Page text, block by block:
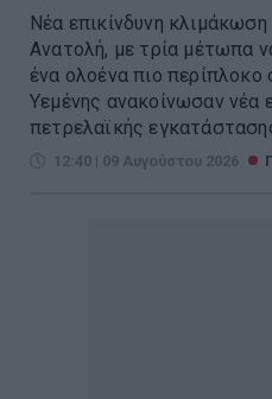
Νέα επικίνδυνη
Ανατολή, με τρία μέτωπα
ένα ολοένα πιο περίπλοκο
Υεμένης ανακοίνωσαν νέα
πετρελαϊκής
12:40 | 09 Αυγούστου 2026